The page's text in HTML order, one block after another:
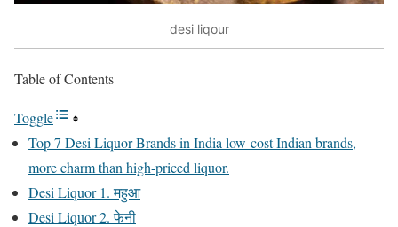
desi liqour
Table of Contents
Toggle
Top 7 Desi Liquor Brands in India low-cost Indian brands,
more charm than high-priced liquor.
Desi Liquor 1. महुआ
Desi Liquor 2. फेनी